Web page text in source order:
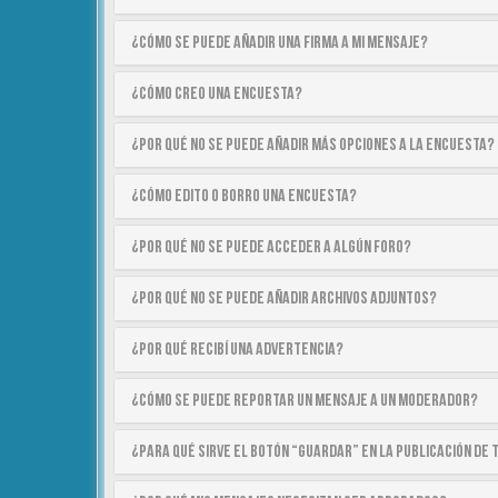
¿Cómo se puede añadir una firma a mi mensaje?
¿Cómo creo una encuesta?
¿Por qué no se puede añadir más opciones a la encuesta?
¿Cómo edito o borro una encuesta?
¿Por qué no se puede acceder a algún foro?
¿Por qué no se puede añadir archivos adjuntos?
¿Por qué recibí una advertencia?
¿Cómo se puede reportar un mensaje a un moderador?
¿Para qué sirve el botón “Guardar” en la publicación de